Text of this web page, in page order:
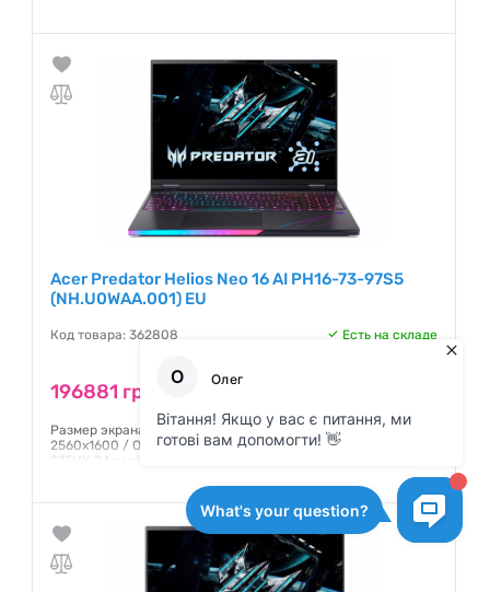
Гарантия:
Acer Predator Helios Neo 16 AI PH16-73-97S5
(NH.U0WAA.001) EU
Код товара: 362808 Есть на складе
196881 грн
Размер экрана, дюйм: 16,0 / Разрешение экрана, пикс.:
2560x1600 / OLED / 240 Гц / Матовое / Intel Core Ultra 9
275HX 24 core / NVIDIA GeForce RTX 5090 24ГБ / RAM 32 ГБ
Гарантия:12 месяцев